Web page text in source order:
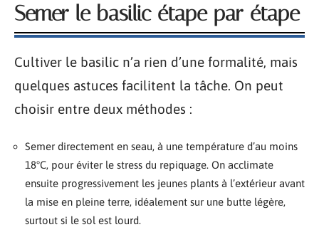
Semer le basilic étape par étape
Cultiver le basilic n’a rien d’une formalité, mais
quelques astuces facilitent la tâche. On peut
choisir entre deux méthodes :
Semer directement en seau, à une température d’au moins
18°C, pour éviter le stress du repiquage. On acclimate
ensuite progressivement les jeunes plants à l’extérieur avant
la mise en pleine terre, idéalement sur une butte légère,
surtout si le sol est lourd.